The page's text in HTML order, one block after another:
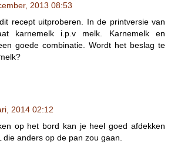
2013 08:53
recept uitproberen. In de printversie van
karnemelk i.p.v melk. Karnemelk en
goede combinatie. Wordt het beslag te
2014 02:12
op het bord kan je heel goed afdekken
die anders op de pan zou gaan.